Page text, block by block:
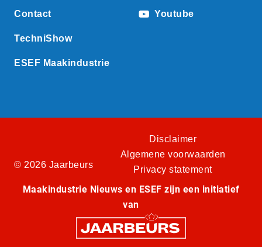
Contact
TechniShow
ESEF Maakindustrie
Youtube
© 2026 Jaarbeurs
Disclaimer
Algemene voorwaarden
Privacy statement
Maakindustrie Nieuws en ESEF zijn een initiatief
van